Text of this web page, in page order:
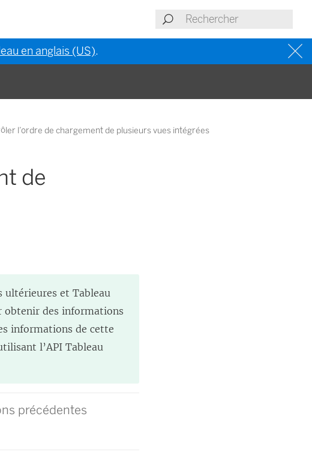
en anglais (US).
l’ordre de chargement de plusieurs vues intégrées
de
ultérieures etTableau
obtenir des informations
informations de cette
l’API Tableau
précédentes